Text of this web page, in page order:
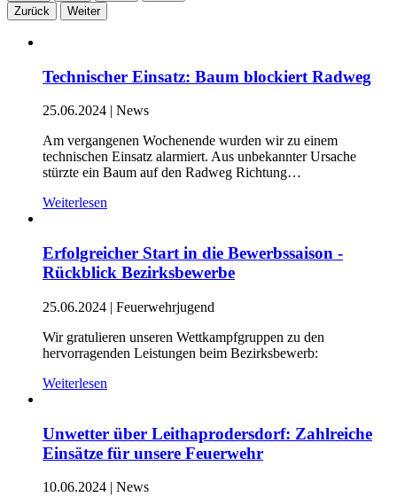
Zurück
Weiter
Technischer Einsatz: Baum blockiert Radweg
25.06.2024 | News
Am vergangenen Wochenende wurden wir zu einem
technischen Einsatz alarmiert. Aus unbekannter Ursache
stürzte ein Baum auf den Radweg Richtung…
Weiterlesen
Erfolgreicher Start in die Bewerbssaison -
Rückblick Bezirksbewerbe
25.06.2024 | Feuerwehrjugend
Wir gratulieren unseren Wettkampfgruppen zu den
hervorragenden Leistungen beim Bezirksbewerb:
Weiterlesen
Unwetter über Leithaprodersdorf: Zahlreiche
Einsätze für unsere Feuerwehr
10.06.2024 | News